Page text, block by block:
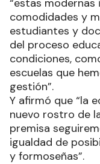
comodidades y
estudiantes y
del proceso
condiciones,
escuelas que
gestión”.
Y afirmó que “la
nuevo rostro de
premisa
igualdad de
y formoseñas”.